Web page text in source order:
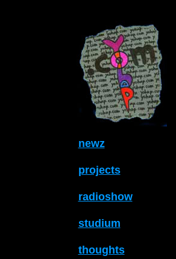
newz
projects
radioshow
studium
thoughts